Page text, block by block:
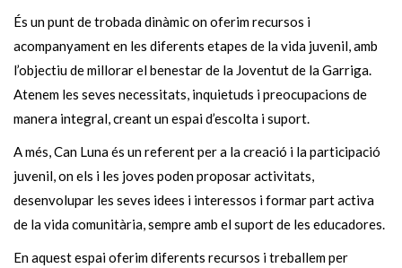
És un punt de trobada dinàmic on oferim recursos i
acompanyament en les diferents etapes de la vida juvenil, amb
l’objectiu de millorar el benestar de la Joventut de la Garriga.
Atenem les seves necessitats, inquietuds i preocupacions de
manera integral, creant un espai d’escolta i suport.
A més, Can Luna és un referent per a la creació i la participació
juvenil, on els i les joves poden proposar activitats,
desenvolupar les seves idees i interessos i formar part activa
de la vida comunitària, sempre amb el suport de les educadores.
En aquest espai oferim diferents recursos i treballem per